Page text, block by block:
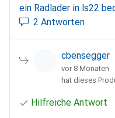
ein Radlader in ls22
2 Antworten
cbensegger
vor 8 Monaten
hat dieses
Hilfreiche Antwort